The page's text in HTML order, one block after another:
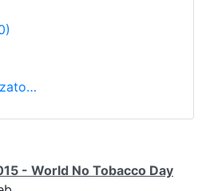
- World No Tobacco Day